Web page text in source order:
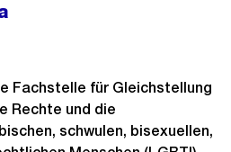
Fachstelle für Gleichstellung
Rechte und die
schwulen, bisexuellen,